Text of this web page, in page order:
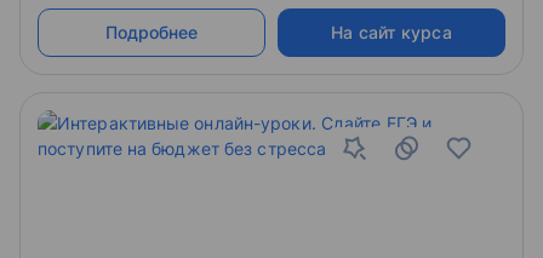
Подробнее На сайт курса